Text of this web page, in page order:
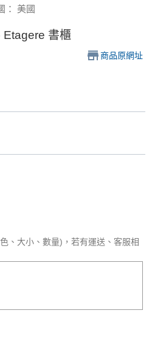
： 美國
書櫃
商品原網址
、大小、數量)，若有運送、客服相